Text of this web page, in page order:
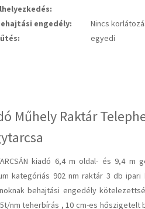
engedély:
Nincs
egyedi
Műhely Raktár
kiadó 6,4 m oldal- és 9,4 m
kategóriás 902 nm raktár 3 db ipari
behajtási engedély
nm teherbírás , 10 cm-es hőszigetelt